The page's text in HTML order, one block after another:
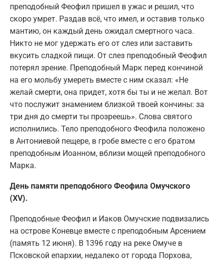
преподобный Феофил пришел в ужас и решил, что
скоро умрет. Раздав всё, что имел, и оставив только
мантию, он каждый день ожидал смертного часа.
Никто не мог удержать его от слез или заставить
вкусить сладкой пищи. От слез преподобный Феофил
потерял зрение. Преподобный Марк перед кончиной
на его мольбу умереть вместе с ним сказал: «Не
желай смерти, она придет, хотя бы ты и не желал. Вот
что послужит знамением близкой твоей кончины: за
три дня до смерти ты прозреешь». Слова святого
исполнились. Тело преподобного Феофила положено
в Антониевой пещере, в гробе вместе с его братом
преподобным Иоанном, вблизи мощей преподобного
Марка.
День памяти преподобного Феофила Омучского
(XV).
Преподобные Феофил и Иаков Омучские подвизались
на острове Коневце вместе с преподобным Арсением
(память 12 июня). В 1396 году на реке Омуче в
Псковской епархии, недалеко от города Порхова,